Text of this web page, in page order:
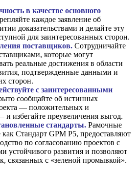
в качестве основного
каждое заявление об
доказательствами и делайте эту
для заинтересованных сторон.
поставщиков. Сотрудничайте
которые могут
реальные достижения в области
подтвержденные данными и
сторон.
с заинтересованными
сообщайте об истинных
— положительных и
и избегайте преувеличения выгод.
стандарты. Рамочные
как Стандарт GPM P5, предоставляют
по согласованию проектов с
устойчивого развития и позволяют
связанных с «зеленой промывкой».